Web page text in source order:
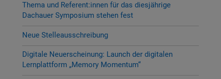
Thema und Referent:innen für das diesjährige
Dachauer Symposium stehen fest
Neue Stelleausschreibung
Digitale Neuerscheinung: Launch der digitalen
Lernplattform „Memory Momentum“